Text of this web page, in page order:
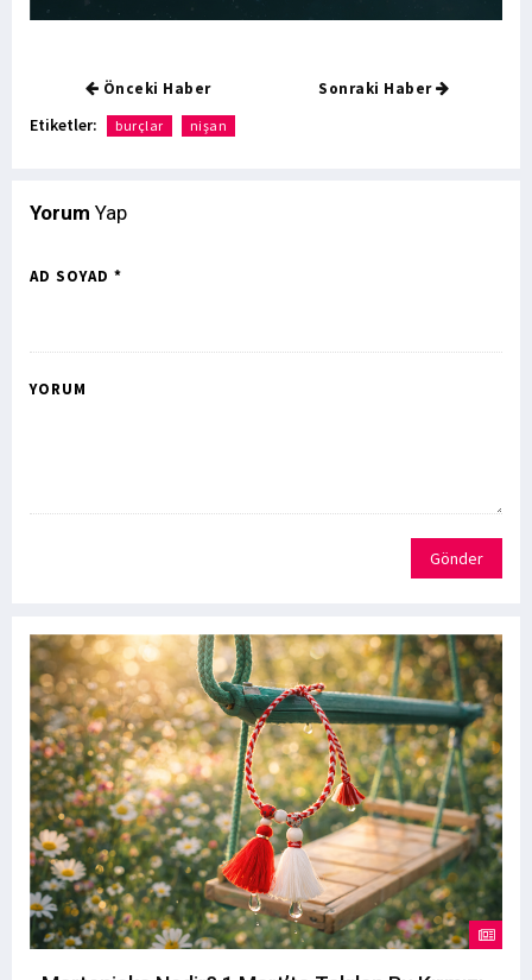
Önceki Haber Sonraki Haber
Etiketler: burçlar nişan
Yorum Yap
AD SOYAD *
YORUM
Gönder